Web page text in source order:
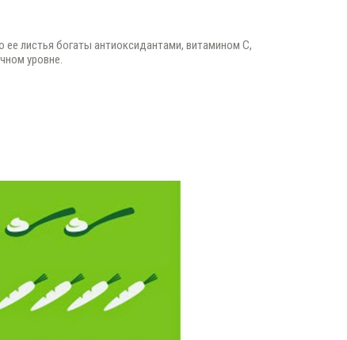
листья богаты антиоксидантами, витамином С,
уровне.